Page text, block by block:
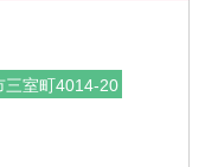
三室町4014-20